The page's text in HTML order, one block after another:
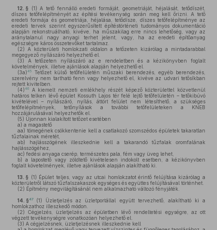
12. § (1) A tető fennálló eredeti formáját, geometriáját, héjalását, tetődíszét,
díszes tetőfelépítményét az építési tevékenység során meg kell őrizni. A tető
eredeti formája és geometriája, héjalása, tetődísze, díszes tetőfelépítménye az
eredeti tervek szerint egyszerűsített építéstörténeti tudományos dokumentáció
alapján rekonstruálható, kivéve, ha műszakilag erre nincs lehetőség, vagy az
aránytalanul nagy anyagi terhet jelent, vagy, ha az eredeti építőanyag
egészségre káros összetevőket tartalmaz.
(2) A közterületi homlokzati oldalon a tetőzeten kizárólag a mintadarabbal
megegyező nyílászáró helyezhető el.
(3) A tetőzeten nyílászáró az e rendeletben és a kézikönyvben foglalt
követelmények, illetve ajánlások alapján helyezhető el.
(3a)45
Tetőzet külső tetőfelületén műszaki berendezés, egyéb berendezés,
szerelvény nem tartható fenn vagy helyezhető el, kivéve az udvari tetősíkban
rejtett kivitelben.
(4)46
A kiemelt nemzeti emlékhely részét képező közterülettel közvetlenül
határos telken lévő épület Kossuth Lajos tér felé lejtő tetőfelületén – tetőkibúvó
kivételével – nyílászáró, nyílás, áttört felület nem létesíthető, a szükséges
tetőfelépítmények, tetőnyílások a további tetőfelületeken a KNEB
hozzájárulásával helyezhetők el.
(5) Újonnan kialakított tetőzet esetében
a) a magastető
aa) tömegének csökkentenie kell a csatlakozó szomszédos épületek takaratlan
tűzfalainak méretét,
ab) hajlásszögének illeszkednie kell a takarandó tűzfalak oromfalának
hajlásszögéhez,
ac) fedési anyaga cserép, természetes pala, fém vagy üveg lehet,
b) a lapostető vagy zöldtető kivételesen indokolt esetben, a kézikönyvben
foglalt követelmények, illetve ajánlások alapján alakítható ki.
13. § (1) Épület teljes, vagy az utcai homlokzatot érintő felújítása kizárólag a
közterületről látszó tűzfalszakaszok egységes és együttes felújításával történhet.
(2) Építmény megvilágításánál nem alkalmazható változó fényjáték.
14. §47 (1) Üzletjelzés az üzletportállal együtt tervezhető, alakítható ki a
homlokzathoz illeszkedő módon.
(2) Cégjelzés, üzletjelzés az épületben lévő rendeltetési egységre, az ott
végzett tevékenységre vonatkozóan helyezhető el.
(3) A cégjelzésnek, üzletjelzésnek illeszkednie kell